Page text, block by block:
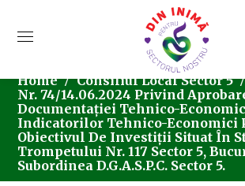
Home Consiliul Local Sector 5
Nr. 74/14.06.2024 Privind
Documentației Tehnico-
Indicatorilor Tehnico-Economici
Obiectivul De Investiții Situat În
Trompetului Nr. 117 Sector 5,
Subordinea D.G.A.S.P.C. Sector 5.